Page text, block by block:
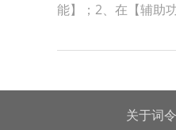
能】；2、在【辅助
关于词令